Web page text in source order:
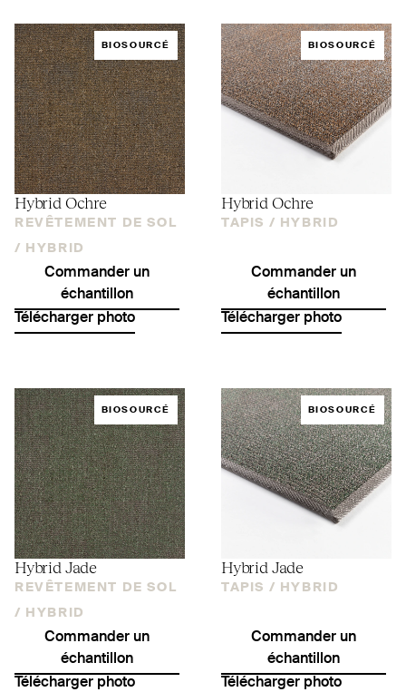
BIOSOURCÉ
Hybrid Ochre
REVÊTEMENT DE SOL
/
HYBRID
Commander un
échantillon
Télécharger photo
BIOSOURCÉ
Hybrid Ochre
TAPIS / HYBRID
Commander un
échantillon
Télécharger photo
BIOSOURCÉ
Hybrid Jade
REVÊTEMENT DE SOL
/
HYBRID
Commander un
échantillon
Télécharger photo
BIOSOURCÉ
Hybrid Jade
TAPIS / HYBRID
Commander un
échantillon
Télécharger photo